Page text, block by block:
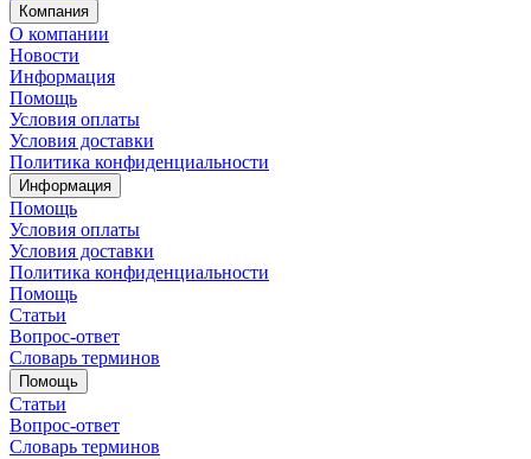
Компания
О компании
Новости
Информация
Помощь
Условия оплаты
Условия доставки
Политика конфиденциальности
Информация
Помощь
Условия оплаты
Условия доставки
Политика конфиденциальности
Помощь
Статьи
Вопрос-ответ
Словарь терминов
Помощь
Статьи
Вопрос-ответ
Словарь терминов